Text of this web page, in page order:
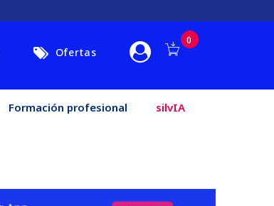
Ofertas
0
Formación profesional silvIA